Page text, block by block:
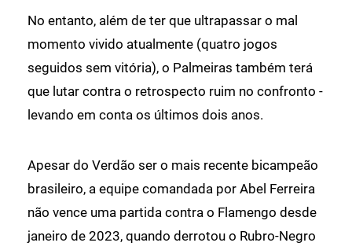
No entanto, além de ter que ultrapassar o mal
momento vivido atualmente (quatro jogos
seguidos sem vitória), o Palmeiras também terá
que lutar contra o retrospecto ruim no confronto -
levando em conta os últimos dois anos.
Apesar do Verdão ser o mais recente bicampeão
brasileiro, a equipe comandada por Abel Ferreira
não vence uma partida contra o Flamengo desde
janeiro de 2023, quando derrotou o Rubro-Negro